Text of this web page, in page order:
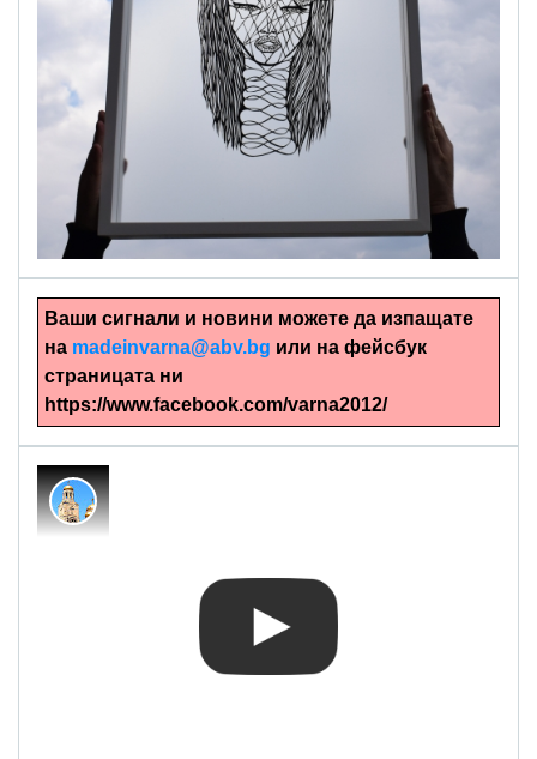
Ръчно изрязани картини
Ваши сигнали и новини можете да изпащате
на madeinvarna@abv.bg или на фейсбук
страницата ни
https://www.facebook.com/varna2012/